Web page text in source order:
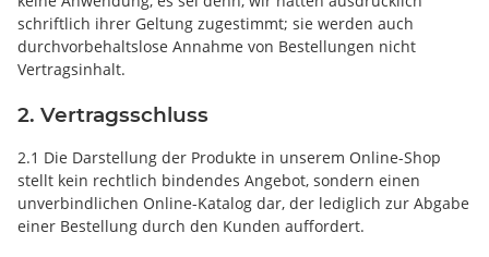
schriftlich ihrer Geltung zugestimmt; sie werden auch
durchvorbehaltslose Annahme von Bestellungen nicht
Vertragsinhalt.
2. Vertragsschluss
2.1 Die Darstellung der Produkte in unserem Online-Shop
stellt kein rechtlich bindendes Angebot, sondern einen
unverbindlichen Online-Katalog dar, der lediglich zur Abgabe
einer Bestellung durch den Kunden auffordert.